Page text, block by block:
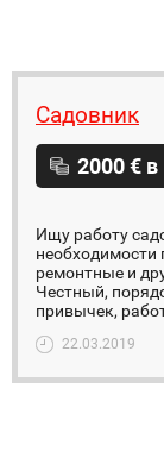
Садовник
2000 €
Ищу работу
необходимости
ремонтные и
Честный,
привычек,
22.03.2019